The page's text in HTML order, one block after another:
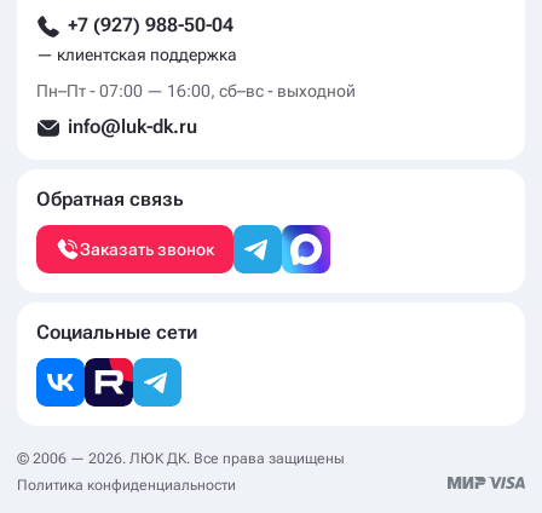
+7 (927) 988-50-04
— клиентская поддержка
Пн–Пт - 07:00 — 16:00, сб–вс - выходной
info@luk-dk.ru
Обратная связь
Заказать звонок
Социальные сети
© 2006 — 2026. ЛЮК ДК. Все права защищены
Политика конфиденциальности